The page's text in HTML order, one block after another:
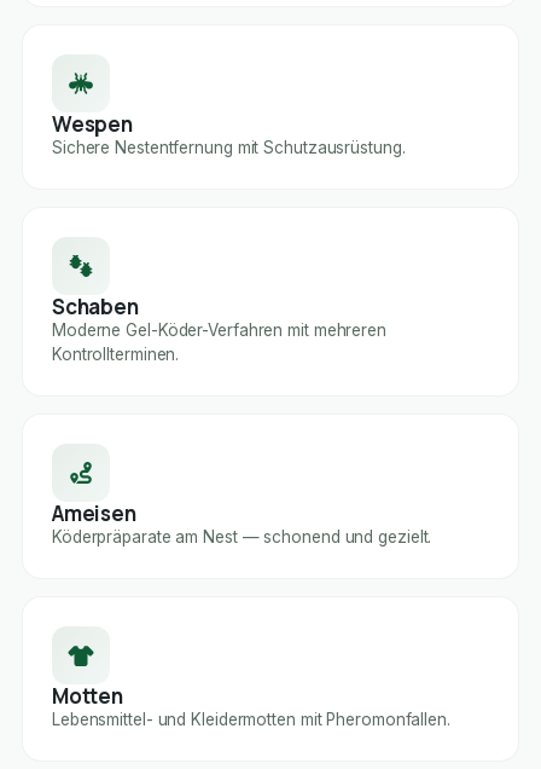
Wespen
Sichere Nestentfernung mit Schutzausrüstung.
Schaben
Moderne Gel-Köder-Verfahren mit mehreren
Kontrollterminen.
Ameisen
Köderpräparate am Nest — schonend und gezielt.
Motten
Lebensmittel- und Kleidermotten mit Pheromonfallen.